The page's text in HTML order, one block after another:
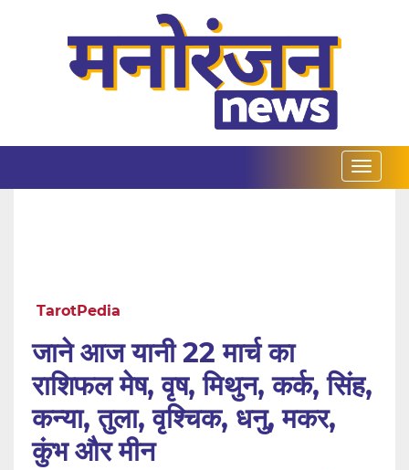
TarotPedia
जाने आज यानी 22 मार्च का
राशिफल मेष, वृष, मिथुन, कर्क, सिंह,
कन्या, तुला, वृश्चिक, धनु, मकर,
कुंभ और मीन